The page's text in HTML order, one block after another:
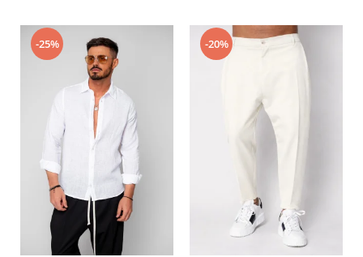
-25% -20%